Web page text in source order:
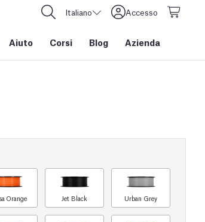
Italiano Accesso
Aiuto Corsi Blog Azienda
Orange Jet Black Urban Grey